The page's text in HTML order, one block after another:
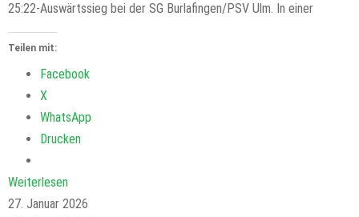
25:22-Auswärtssieg bei der SG Burlafingen/PSV Ulm. In einer
Teilen mit:
Facebook
X
WhatsApp
Drucken
Weiterlesen
27. Januar 2026